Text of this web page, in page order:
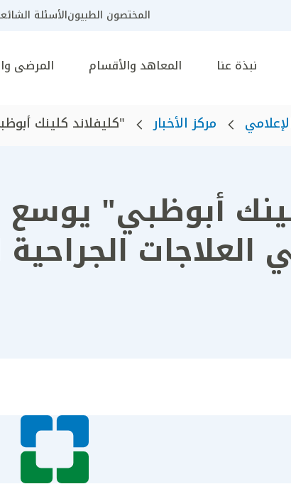
المختصون الطبيونالأسئلة
نبذة عنا المعاهد والأقسام المرضى
مركز الأخبار "كليفلاند كلينك
أبوظبي"
العلاجات